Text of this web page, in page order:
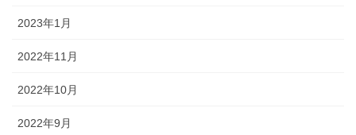
2023年1月
2022年11月
2022年10月
2022年9月